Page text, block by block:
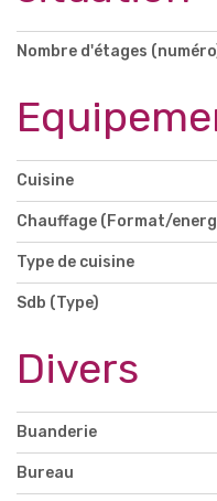
Nombre d'étages
Cuisine
Chauffage (Format/
Type de cuisine
Sdb (Type)
Divers
Buanderie
Bureau